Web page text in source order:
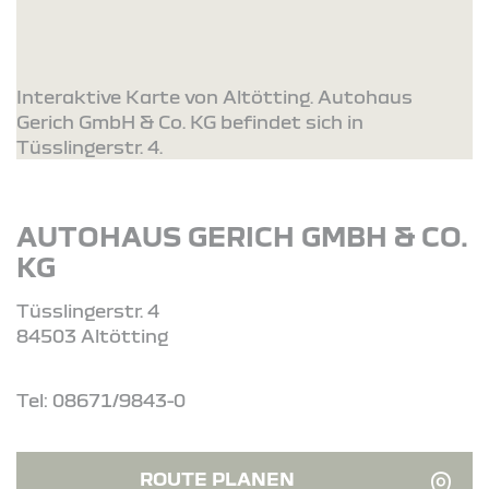
Interaktive Karte von Altötting. Autohaus
Gerich GmbH & Co. KG befindet sich in
Tüsslingerstr. 4.
AUTOHAUS GERICH GMBH & CO.
KG
Tüsslingerstr. 4
84503 Altötting
Tel: 08671/9843-0
ROUTE PLANEN